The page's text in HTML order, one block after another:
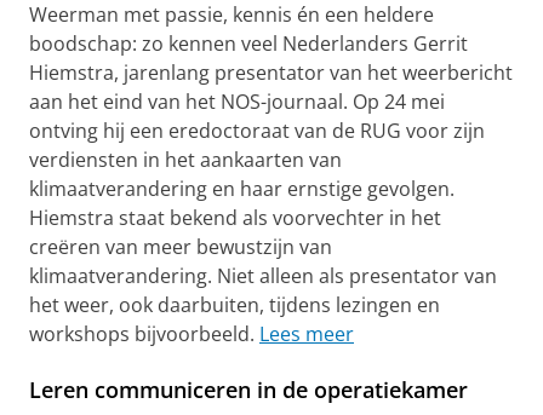
Weerman met passie, kennis én een heldere
boodschap: zo kennen veel Nederlanders Gerrit
Hiemstra, jarenlang presentator van het weerbericht
aan het eind van het NOS-journaal. Op 24 mei
ontving hij een eredoctoraat van de RUG voor zijn
verdiensten in het aankaarten van
klimaatverandering en haar ernstige gevolgen.
Hiemstra staat bekend als voorvechter in het
creëren van meer bewustzijn van
klimaatverandering. Niet alleen als presentator van
het weer, ook daarbuiten, tijdens lezingen en
workshops bijvoorbeeld. Lees meer
Leren communiceren in de operatiekamer